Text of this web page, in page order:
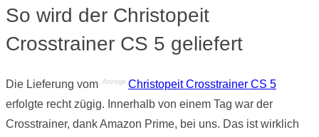
So wird der Christopeit
Crosstrainer CS 5 geliefert
Die Lieferung vom Anzeige Christopeit Crosstrainer CS 5
erfolgte recht zügig. Innerhalb von einem Tag war der
Crosstrainer, dank Amazon Prime, bei uns. Das ist wirklich